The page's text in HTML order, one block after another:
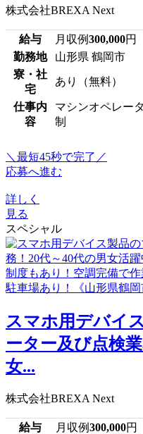
株式会社BREXA Next
給与 月収例300,000円
勤務地
山形県 鶴岡市
寮・社
宅
あり（無料）
仕事内
容
マシンオペレー
制
＼最短45秒で完了／
応募へ進む
詳しく
見る
スペシャル
スマホ用デバイ
ーター及び点検
女...
株式会社BREXA Next
給与 月収例300,000円